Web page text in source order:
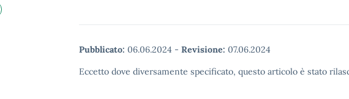
Pubblicato: 06.06.2024 - Revisione: 07.06.2024
Eccetto dove diversamente specificato, questo articolo è stato